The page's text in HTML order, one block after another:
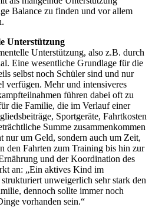
Balance zu finden und vor allem
Unterstützung
Unterstützung, also z.B. durch
Eine wesentliche Grundlage für die
selbst noch Schüler sind und nur
verfügen. Mehr und intensiveres
führen dabei oft zu
die Familie, die im Verlauf einer
Sportgeräte, Fahrtkosten
Summe zusammenkommen
nur um Geld, sondern auch um Zeit,
den Fahrten zum Training bis hin zur
und der Koordination des
an: „Ein aktives Kind im
unweigerlich sehr stark den
dennoch sollte immer noch
vorhanden sein.“